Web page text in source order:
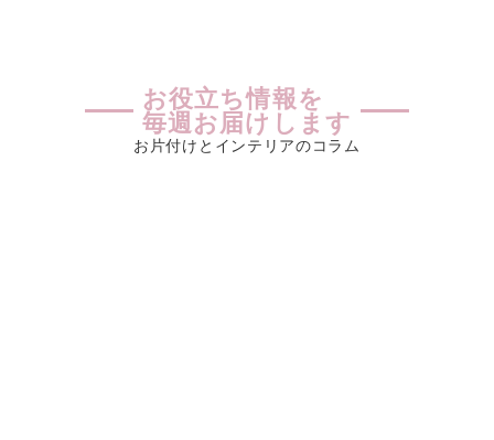
お役立ち情報を
毎週お届けします
お片付けとインテリアのコラム